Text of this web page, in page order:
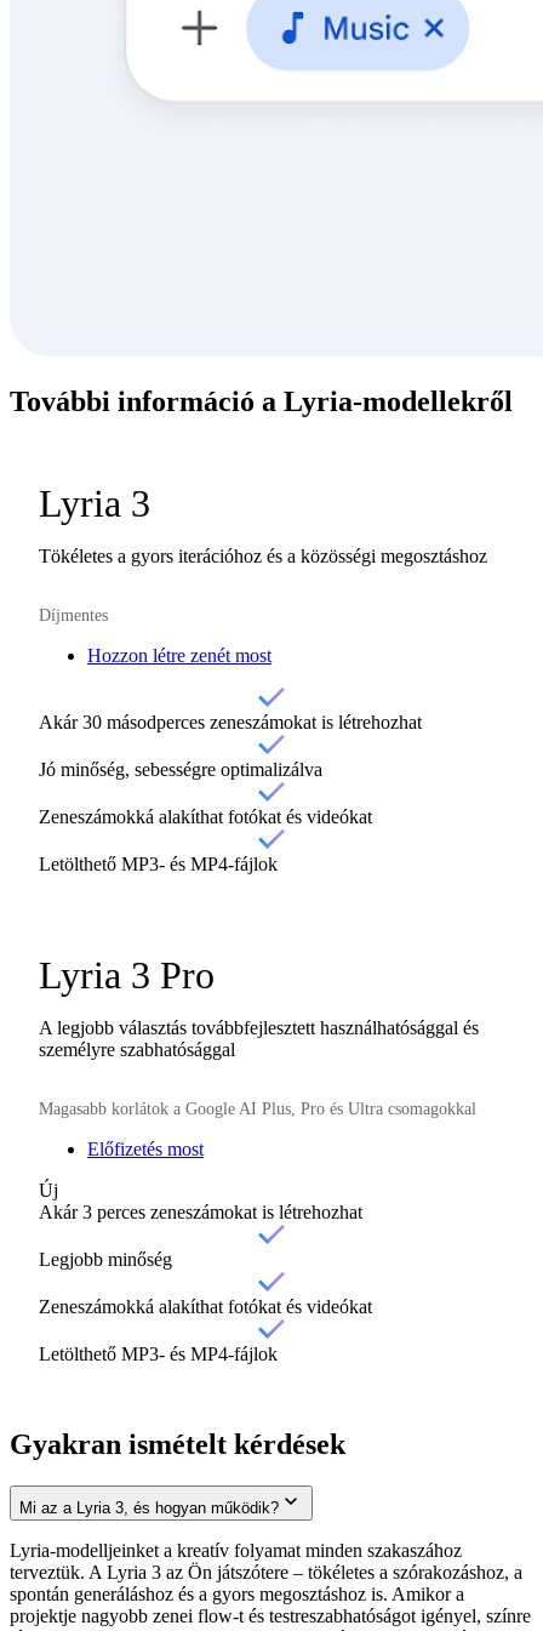
További információ a Lyria-modellekről
Lyria 3
Tökéletes a gyors iterációhoz és a közösségi megosztáshoz
Díjmentes
Hozzon létre zenét most
Akár 30 másodperces zeneszámokat is létrehozhat
Jó minőség, sebességre optimalizálva
Zeneszámokká alakíthat fotókat és videókat
Letölthető MP3- és MP4-fájlok
Lyria 3 Pro
A legjobb választás továbbfejlesztett használhatósággal és
személyre szabhatósággal
Magasabb korlátok a Google AI Plus, Pro és Ultra csomagokkal
Előfizetés most
Új
Akár 3 perces zeneszámokat is létrehozhat
Legjobb minőség
Zeneszámokká alakíthat fotókat és videókat
Letölthető MP3- és MP4-fájlok
Gyakran ismételt kérdések
Mi az a Lyria 3, és hogyan működik?
Lyria-modelljeinket a kreatív folyamat minden szakaszához
terveztük. A Lyria 3 az Ön játszótere – tökéletes a szórakozáshoz, a
spontán generáláshoz és a gyors megosztáshoz is. Amikor a
projektje nagyobb zenei flow-t és testreszabhatóságot igényel, színre